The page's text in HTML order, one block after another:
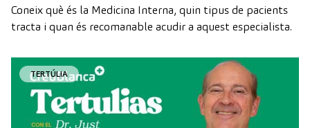
Coneix què és la Medicina Interna, quin tipus de pacients
tracta i quan és recomanable acudir a aquest especialista.
TERTÚLIA